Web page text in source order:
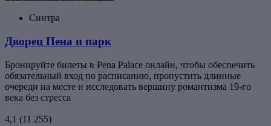
Синтра
Дворец Пена и парк
Бронируйте билеты в Pena Palace онлайн, чтобы обеспечить
обязательный вход по расписанию, пропустить длинные
очереди на месте и исследовать вершину романтизма 19-го
века без стресса
4,1 (11 255)